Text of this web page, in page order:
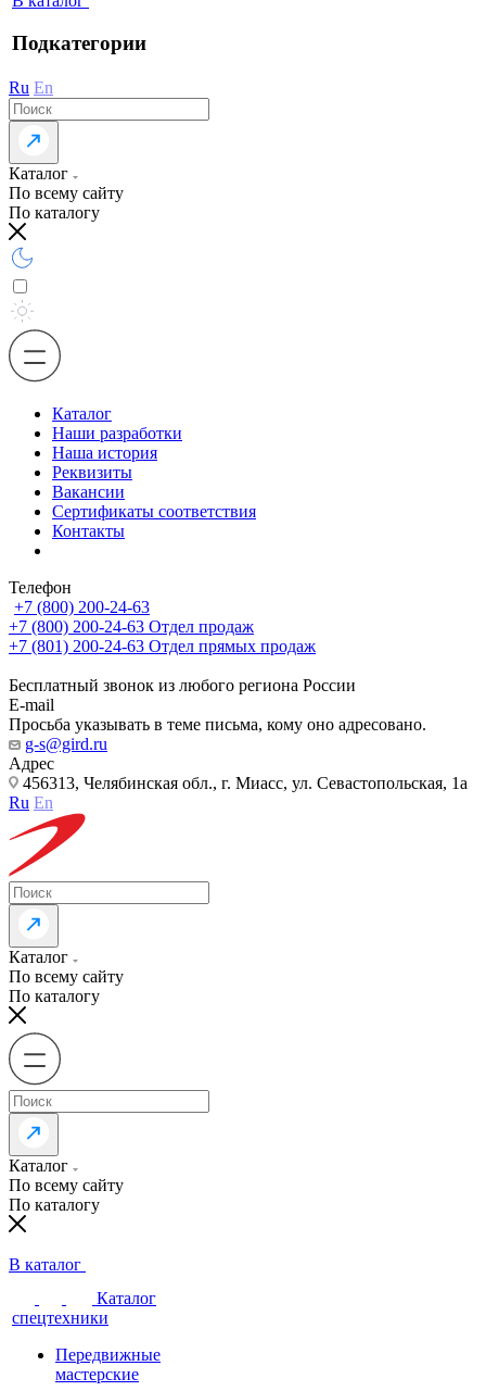
Подкатегории
Ru En
Каталог
По всему сайту
По каталогу
Каталог
Наши разработки
Наша история
Реквизиты
Вакансии
Сертификаты соответствия
Контакты
Телефон
+7 (800) 200-24-63
+7 (800) 200-24-63 Отдел продаж
+7 (801) 200-24-63 Отдел прямых продаж
Бесплатный звонок из любого региона России
E-mail
Просьба указывать в теме письма, кому оно адресовано.
g-s@gird.ru
Адрес
456313, Челябинская обл., г. Миасс, ул. Севастопольская, 1а
Ru En
Каталог
По всему сайту
По каталогу
Каталог
По всему сайту
По каталогу
В каталог
Каталог
спецтехники
Передвижные
мастерские